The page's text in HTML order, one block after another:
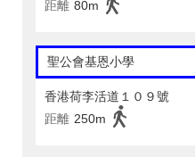
距離 80m
聖公會基恩小學
香港荷李活道１０９號
距離 250m